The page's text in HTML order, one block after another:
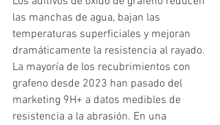
las manchas de agua, bajan las
temperaturas superficiales y mejoran
dramáticamente la resistencia al rayado.
La mayoría de los recubrimientos con
grafeno desde 2023 han pasado del
marketing 9H+ a datos medibles de
resistencia a la abrasión. En una